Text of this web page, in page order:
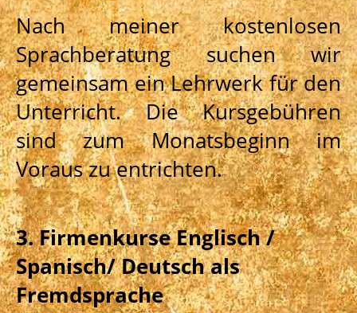
Nach meiner kostenlosen
Sprachberatung suchen wir
gemeinsam ein Lehrwerk für den
Unterricht. Die Kursgebühren
sind zum Monatsbeginn im
Voraus zu entrichten.
3. Firmenkurse Englisch /
Spanisch/ Deutsch als
Fremdsprache